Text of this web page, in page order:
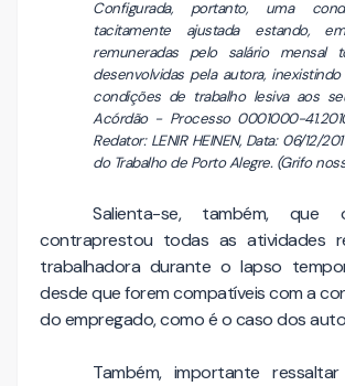
Configurada, portanto, uma
tacitamente ajustada estando,
remuneradas pelo salário mensal
desenvolvidas pela autora,
condições de trabalho lesiva aos
Acórdão - Processo 0001000-
Redator: LENIR HEINEN, Data: 06/12/
do Trabalho de Porto Alegre. (Grifo
Salienta-se, também,
contraprestou todas as atividades
trabalhadora durante o lapso
desde que forem compatíveis com a
do empregado, como é o caso dos
Também, importante